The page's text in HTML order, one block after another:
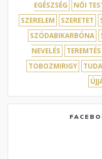
EGÉSZSÉG
NŐI
SZERELEM
SZERETET
SZÓDABIKARBÓNA
NEVELÉS
TEREMTÉS
TOBOZMIRIGY